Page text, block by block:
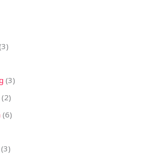
3
3
2
6
3